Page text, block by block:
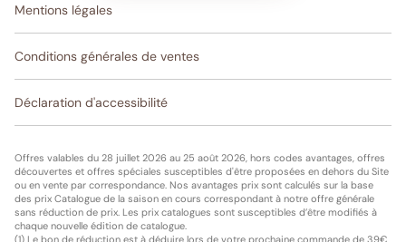
Mentions légales
Conditions générales de ventes
Déclaration d'accessibilité
Offres valables du 28 juillet 2026 au 25 août 2026, hors codes avantages, offres
découvertes et offres spéciales susceptibles d'être proposées en dehors du Site
ou en vente par correspondance. Nos avantages prix sont calculés sur la base
des prix Catalogue de la saison en cours correspondant à notre offre générale
sans réduction de prix. Les prix catalogues sont susceptibles d’être modifiés à
chaque nouvelle édition de catalogue.
(1) Le bon de réduction est à déduire lors de votre prochaine commande de 39€